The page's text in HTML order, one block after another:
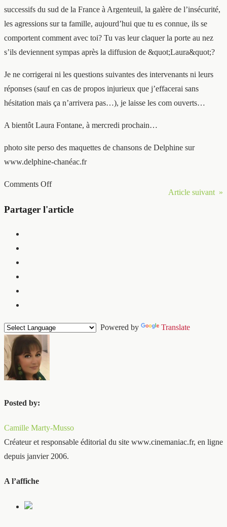
successifs du sud de la France à Argenteuil, la galère de l’insécurité,
les agressions sur ta famille, aujourd’hui que tu es connue, ils se
comportent comment avec toi? Tu vas leur claquer la porte au nez
s’ils deviennent sympas après la diffusion de &quot;Laura&quot;?
Je ne corrigerai ni les questions suivantes des intervenants ni leurs
réponses (sauf en cas de propos injurieux que j’effacerai sans
hésitation mais ça n’arrivera pas…), je laisse les com ouverts…
A bientôt Laura Fontane, à mercredi prochain…
photo site perso des maquettes de chansons de Delphine sur
www.delphine-chanéac.fr
Article suivant »
Comments Off
Partager l'article
Powered by Translate
Posted by:
Camille Marty-Musso
Créateur et responsable éditorial du site www.cinemaniac.fr, en ligne
depuis janvier 2006.
A l’affiche